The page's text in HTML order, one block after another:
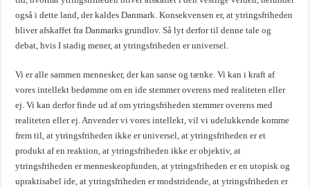
også i dette land, der kaldes Danmark. Konsekvensen er, at ytringsfriheden
bliver afskaffet fra Danmarks grundlov. Så lyt derfor til denne tale og
debat, hvis I stadig mener, at ytringsfriheden er universel.
Vi er alle sammen mennesker, der kan sanse og tænke. Vi kan i kraft af
vores intellekt bedømme om en ide stemmer overens med realiteten eller
ej. Vi kan derfor finde ud af om ytringsfriheden stemmer overens med
realiteten eller ej. Anvender vi vores intellekt, vil vi udelukkende komme
frem til, at ytringsfriheden ikke er universel, at ytringsfriheden er et
produkt af en reaktion, at ytringsfriheden ikke er objektiv, at
ytringsfriheden er menneskeopfunden, at ytringsfriheden er en utopisk og
upraktisabel ide, at ytringsfriheden er modstridende, at ytringsfriheden er